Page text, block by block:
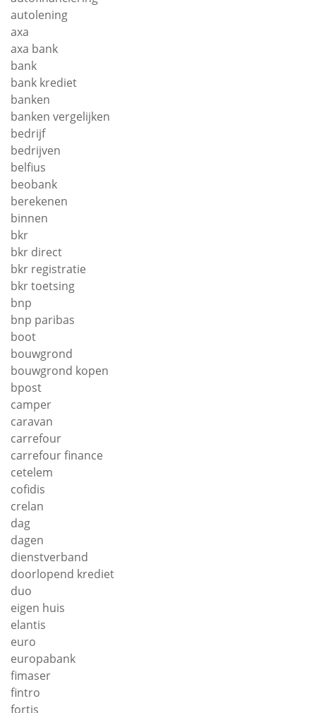
autolening
axa
axa bank
bank
bank krediet
banken
banken vergelijken
bedrijf
bedrijven
belfius
beobank
berekenen
binnen
bkr
bkr direct
bkr registratie
bkr toetsing
bnp
bnp paribas
boot
bouwgrond
bouwgrond kopen
bpost
camper
caravan
carrefour
carrefour finance
cetelem
cofidis
crelan
dag
dagen
dienstverband
doorlopend krediet
duo
eigen huis
elantis
euro
europabank
fimaser
fintro
fortis